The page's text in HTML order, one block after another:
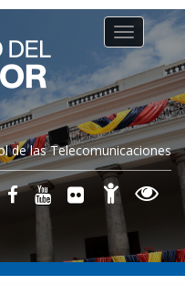
de las Telecomunicaciones
Toggle
navigation